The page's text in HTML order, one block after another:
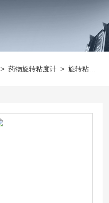
>药物旋转粘度计 >旋转粘度计